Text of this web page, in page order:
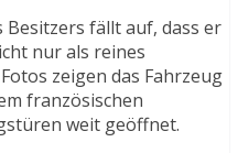
fällt auf, dass er
nur als reines
zeigen das Fahrzeug
französischen
weit geöffnet.